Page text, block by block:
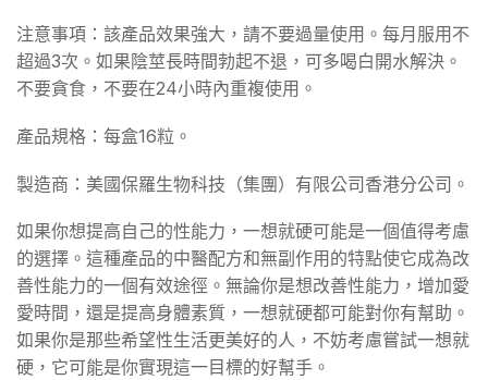
注意事項：該產品效果強大，請不要過量使用。每月服用不
超過3次。如果陰莖長時間勃起不退，可多喝白開水解決。
不要貪食，不要在24小時內重複使用。
產品規格：每盒16粒。
製造商：美國保羅生物科技（集團）有限公司香港分公司。
如果你想提高自己的性能力，一想就硬可能是一個值得考慮
的選擇。這種產品的中醫配方和無副作用的特點使它成為改
善性能力的一個有效途徑。無論你是想改善性能力，增加愛
愛時間，還是提高身體素質，一想就硬都可能對你有幫助。
如果你是那些希望性生活更美好的人，不妨考慮嘗試一想就
硬，它可能是你實現這一目標的好幫手。